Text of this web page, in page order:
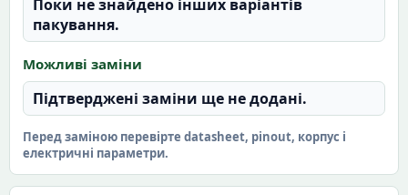
Поки не знайдено інших варіантів
пакування.
Можливі заміни
Підтверджені заміни ще не додані.
Перед заміною перевірте datasheet, pinout, корпус і
електричні параметри.